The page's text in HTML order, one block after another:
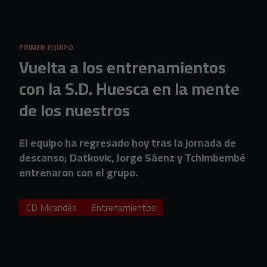
PRIMER EQUIPO
Vuelta a los entrenamientos
con la S.D. Huesca en la mente
de los nuestros
El equipo ha regresado hoy tras la jornada de
descanso; Datkovic, Jorge Sáenz y Tchimbembé
entrenaron con el grupo.
CD Mirandés Entrenamientos